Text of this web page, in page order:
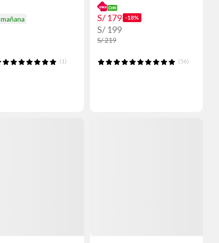
(1)
S/ 179 -18%
S/ 199
S/ 219
(56)